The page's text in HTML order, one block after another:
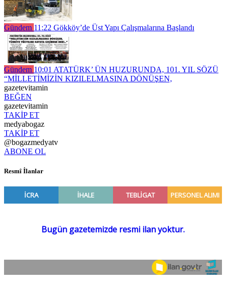
Gündem 11:22 Gökköy’de Üst Yapı Çalışmalarına Başlandı
Gündem 10:01 ATATÜRK’ ÜN HUZURUNDA, 101. YIL SÖZÜ
“MİLLETİMİZİN KIZILELMASINA DÖNÜŞEN,
gazetevitamin
BEĞEN
gazetevitamin
TAKİP ET
medyabogaz
TAKİP ET
@bogazmedyatv
ABONE OL
Resmî İlanlar